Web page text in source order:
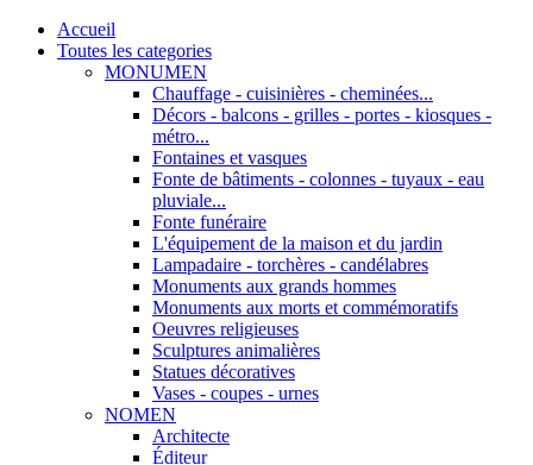
Accueil
Toutes les categories
MONUMEN
Chauffage - cuisinières - cheminées...
Décors - balcons - grilles - portes - kiosques -
métro...
Fontaines et vasques
Fonte de bâtiments - colonnes - tuyaux - eau
pluviale...
Fonte funéraire
L'équipement de la maison et du jardin
Lampadaire - torchères - candélabres
Monuments aux grands hommes
Monuments aux morts et commémoratifs
Oeuvres religieuses
Sculptures animalières
Statues décoratives
Vases - coupes - urnes
NOMEN
Architecte
Éditeur